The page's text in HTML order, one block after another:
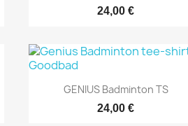
24,00 €
Aperçu rapide
GENIUS Badminton TS
24,00 €